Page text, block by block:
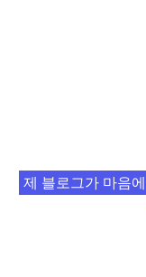
제 블로그가 마음